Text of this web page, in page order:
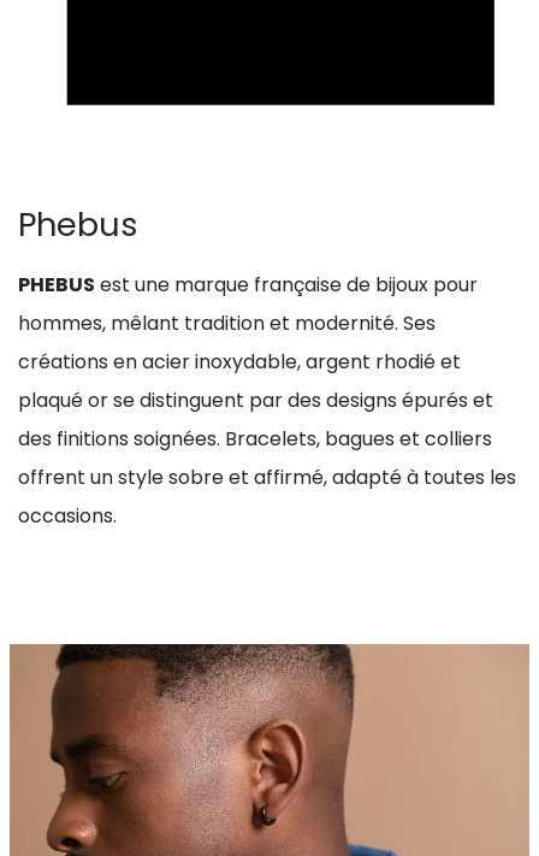
Phebus
PHEBUS est une marque française de bijoux pour
hommes, mêlant tradition et modernité. Ses
créations en acier inoxydable, argent rhodié et
plaqué or se distinguent par des designs épurés et
des finitions soignées. Bracelets, bagues et colliers
offrent un style sobre et affirmé, adapté à toutes les
occasions.